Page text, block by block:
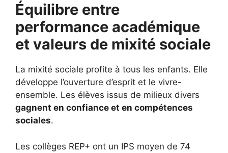
Équilibre entre
performance académique
et valeurs de mixité sociale
La mixité sociale profite à tous les enfants. Elle
développe l’ouverture d’esprit et le vivre-
ensemble. Les élèves issus de milieux divers
gagnent en confiance et en compétences
sociales.
Les collèges REP+ ont un IPS moyen de 74